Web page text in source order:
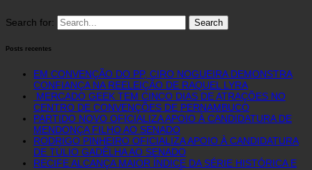
Search for:
Posts recentes
EM CONVENÇÃO DO PP, CIRO NOGUEIRA DEMONSTRA
CONFIANÇA NA REELEIÇÃO DE RAQUEL LYRA
MERCADO GEEK TEM CINCO DIAS DE ATRAÇÕES NO
CENTRO DE CONVENÇÕES DE PERNAMBUCO
PARTIDO NOVO OFICIALIZA APOIO À CANDIDATURA DE
MENDONÇA FILHO AO SENADO
RODRIGO PINHEIRO OFICIALIZA APOIO À CANDIDATURA
DE TÚLIO GADÊLHA AO SENADO
RECIFE ALCANÇA MAIOR ÍNDICE DA SÉRIE HISTÓRICA E